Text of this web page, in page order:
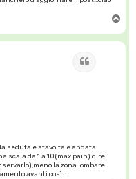
p
seduta e stavolta è andata
scala da 1 a 10(max pain) direi
la zona lombare
avanti così...